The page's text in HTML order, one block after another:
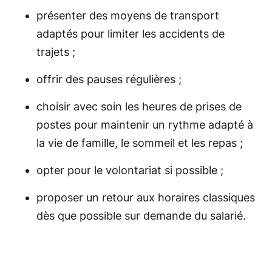
présenter des moyens de transport
adaptés pour limiter les accidents de
trajets ;
offrir des pauses régulières ;
choisir avec soin les heures de prises de
postes pour maintenir un rythme adapté à
la vie de famille, le sommeil et les repas ;
opter pour le volontariat si possible ;
proposer un retour aux horaires classiques
dès que possible sur demande du salarié.